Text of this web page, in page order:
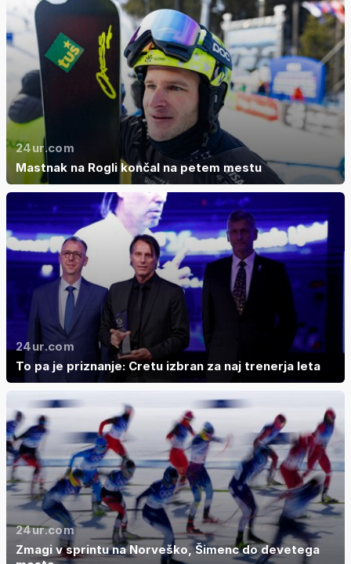
24ur.com
Mastnak na Rogli končal na petem mestu
24ur.com
To pa je priznanje: Cretu izbran za naj trenerja leta
24ur.com
Zmagi v sprintu na Norveško, Šimenc do devetega